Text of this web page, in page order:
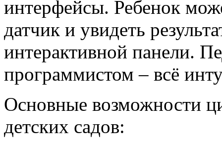
интерфейсы. Ребенок
датчик и увидеть
интерактивной панели.
программистом – всё
Основные возможности
детских садов: